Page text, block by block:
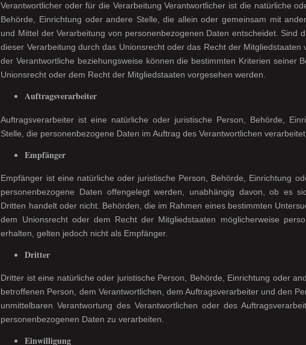
Verantwortlicher oder für die Verarbeitung Verantwortlicher ist die natürliche
Behörde, Einrichtung oder andere Stelle, die allein oder gemeinsam mit
und Mittel der Verarbeitung von personenbezogenen Daten entscheidet. Sind
dieser Verarbeitung durch das Unionsrecht oder das Recht der Mitgliedstaaten
der Verantwortliche beziehungsweise können die bestimmten Kriterien seiner
Unionsrecht oder dem Recht der Mitgliedstaaten vorgesehen werden.
Auftragsverarbeiter
Auftragsverarbeiter ist eine natürliche oder juristische Person, Behörde,
Stelle, die personenbezogene Daten im Auftrag des Verantwortlichen verarbeitet.
Empfänger
Empfänger ist eine natürliche oder juristische Person, Behörde, Einrichtung
personenbezogene Daten offengelegt werden, unabhängig davon, ob es
Dritten handelt oder nicht. Behörden, die im Rahmen eines bestimmten
dem Unionsrecht oder dem Recht der Mitgliedstaaten möglicherweise
erhalten, gelten jedoch nicht als Empfänger.
Dritter
Dritter ist eine natürliche oder juristische Person, Behörde, Einrichtung oder
betroffenen Person, dem Verantwortlichen, dem Auftragsverarbeiter und den
unmittelbaren Verantwortung des Verantwortlichen oder des
personenbezogenen Daten zu verarbeiten.
Einwilligung